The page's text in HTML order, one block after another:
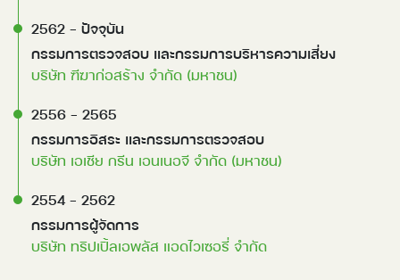
2562 - ปัจจุบัน
กรรมการตรวจสอบ และกรรมการบริหารความเสี่ยง
บริษัท ฑีฆาก่อสร้าง จำกัด (มหาชน)
2556 - 2565
กรรมการอิสระ และกรรมการตรวจสอบ
บริษัท เอเชีย กรีน เอนเนอจี จำกัด (มหาชน)
2554 - 2562
กรรมการผู้จัดการ
บริษัท ทริปเปิ้ลเอพลัส แอดไวเซอรี่ จำกัด